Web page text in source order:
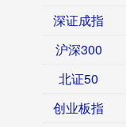
深证成指
沪深300
北证50
创业板指